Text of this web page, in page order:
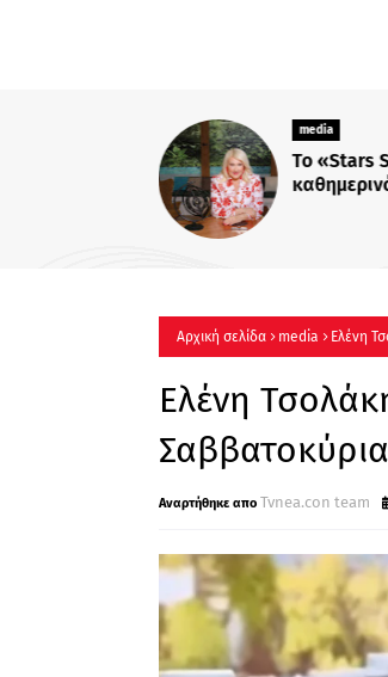
Αρχική σελίδα media Ελένη
Ελένη
Tvnea.con team